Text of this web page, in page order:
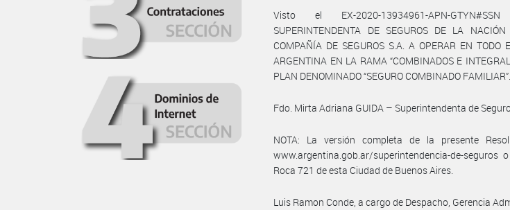
Visto el EX-2020-13934961-APN-
SUPERINTENDENTA DE SEGUROS DE LA
COMPAÑÍA DE SEGUROS S.A. A OPERAR EN TODO
ARGENTINA EN LA RAMA “COMBINADOS E
PLAN DENOMINADO “SEGURO COMBINADO FAMILIAR”.
Fdo. Mirta Adriana GUIDA – Superintendenta de
NOTA: La versión completa de la presente
www.argentina.gob.ar/superintendencia-de-seguros
Roca 721 de esta Ciudad de Buenos Aires.
Luis Ramon Conde, a cargo de Despacho, Gerencia